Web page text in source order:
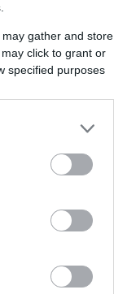
gather and store
click to grant or
specified purposes